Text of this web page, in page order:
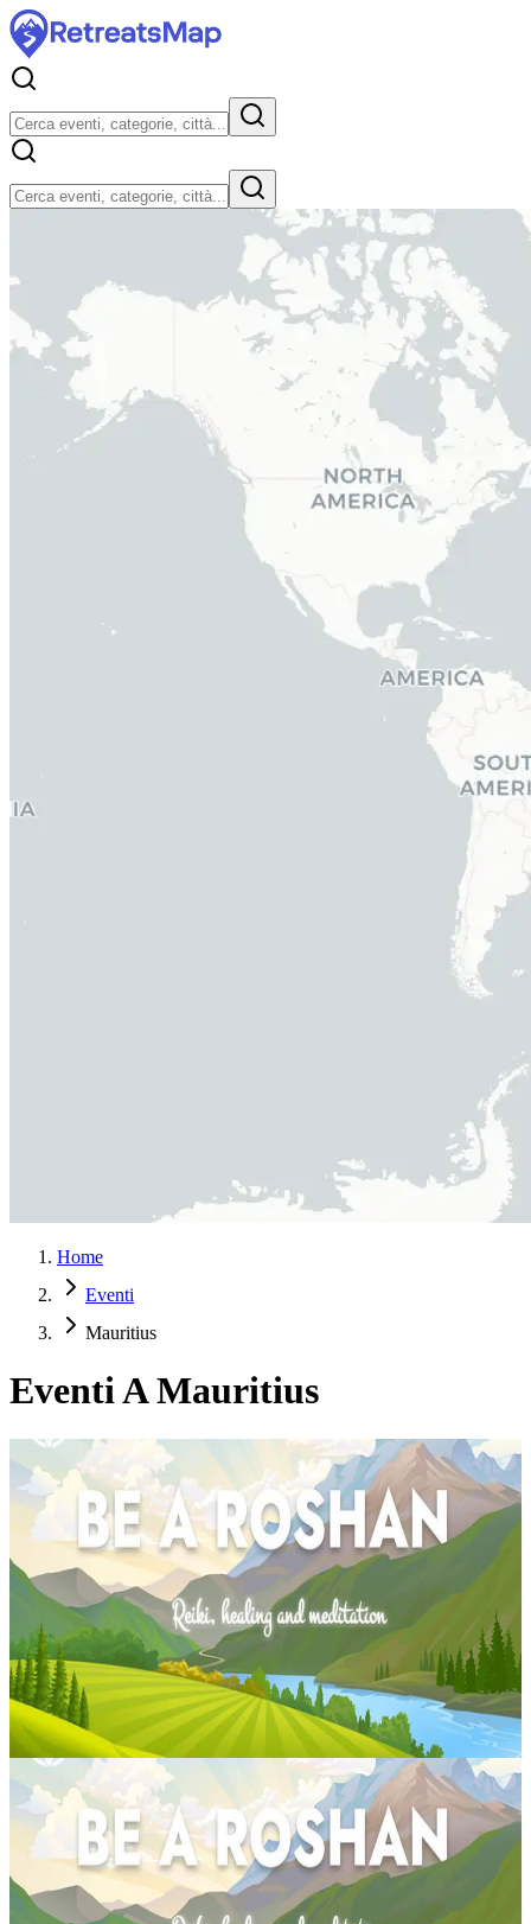
Home
Eventi
Mauritius
Eventi A Mauritius
Ripristino del sistema nervoso – regolazione
energetica e stabilizzazione emotiva
Il sistema nervoso può trattenere le tracce di stress, rabbia, ansia e
lunghi periodi di tensione emotiva. Quando il corpo rimane troppo a
lungo in modalità di lotta o fuga, può diventare difficile ri...
75,55 €
Contatta l'organizzatore per le date disponibili
Quatre Bornes, Mauritius
Sessione di guarigione con suoni e chakra
Un incontro immersivo a Be A Roshan, a Quatre Bornes, pensato
per favorire un profondo rilassamento e un senso autentico di
allineamento interiore. Guidati da Master Nandita, i partecipanti